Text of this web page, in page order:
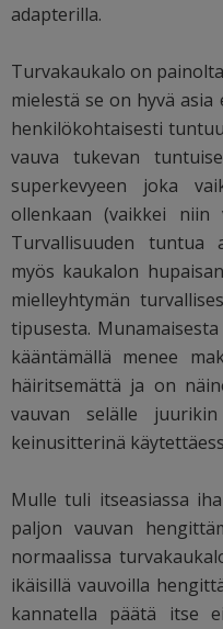
adapterilla.
Turvakaukalo on
mielestä se on hyvä
henkilökohtaisesti
vauva tukevan
superkevyeen joka
ollenkaan (vaikkei niin
Turvallisuuden tuntua
myös kaukalon
mielleyhtymän
tipusesta.
kääntämällä menee
häiritsemättä ja on
vauvan selälle
keinusitterinä
Mulle tuli itseasiassa
paljon vauvan
normaalissa
ikäisillä vauvoilla
kannatella päätä itse